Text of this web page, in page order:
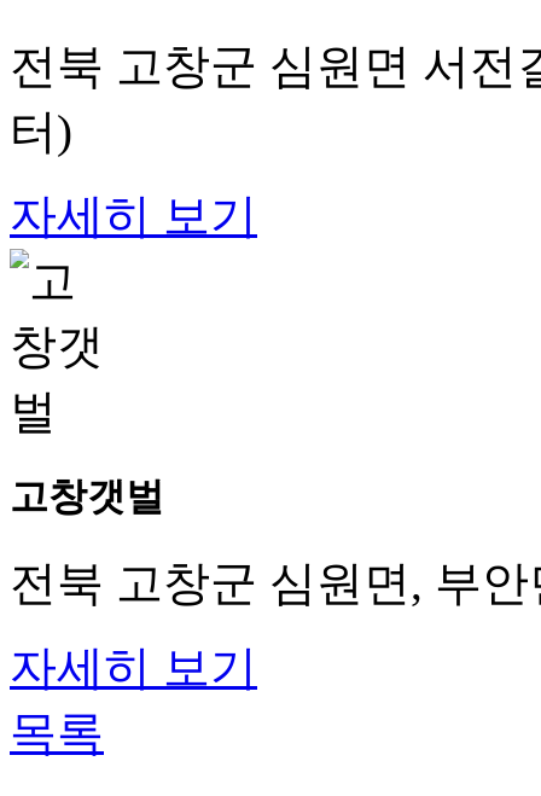
전북 고창군 심원면 서전
터)
자세히 보기
고창갯벌
전북 고창군 심원면, 부
자세히 보기
목록